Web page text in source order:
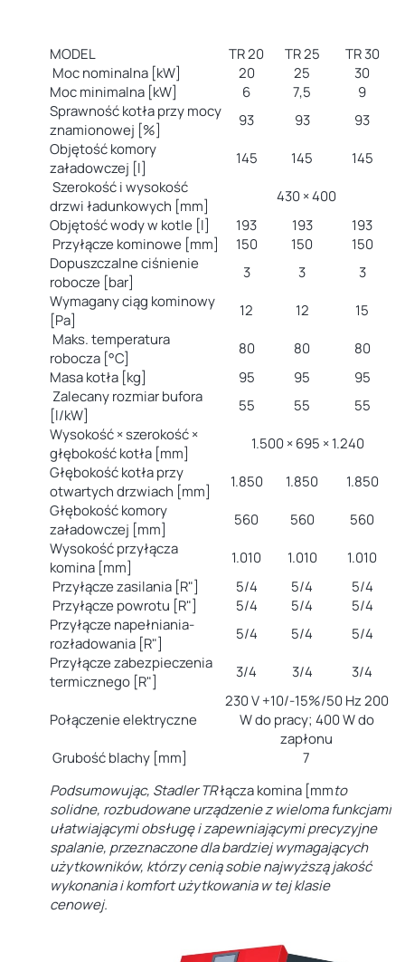
MODEL TR 20 TR 25
TR 30
Moc nominalna [kW]
20 25
30
Moc minimalna [kW]
6 7,5
9
Sprawność kotła przy mocy
znamionowej [%]
93 93
93
Objętość komory
załadowczej [l]
145 145
145
Szerokość i wysokość
drzwi ładunkowych [mm]
430 × 400
Objętość wody w kotle [l]
193 193
193
Przyłącze kominowe [mm]
150 150
150
Dopuszczalne ciśnienie
robocze [bar]
3 3
3
Wymagany ciąg kominowy
[Pa]
12 12
15
Maks. temperatura
robocza [°C]
80 80
80
Masa kotła [kg]
95 95
95
Zalecany rozmiar bufora
[l/kW]
55 55
55
Wysokość × szerokość ×
głębokość kotła [mm]
1.500 × 695 × 1.240
Głębokość kotła przy
otwartych drzwiach [mm]
1.850 1.850
1.850
Głębokość komory
załadowczej [mm]
560 560
560
Wysokość przyłącza
komina [mm]
1.010 1.010
1.010
Przyłącze zasilania [R"]
5/4 5/4
5/4
Przyłącze powrotu [R"]
5/4 5/4
5/4
Przyłącze napełniania-
rozładowania [R"]
5/4 5/4
5/4
Przyłącze zabezpieczenia
termicznego [R"]
3/4 3/4 3/4
Połączenie elektryczne
230 V +10/-15%/50 Hz 200
W do pracy; 400 W do
zapłonu
Grubość blachy [mm]
7
Podsumowując, Stadler TRłącza komina [mmto
solidne, rozbudowane urządzenie z wieloma funkcjami
ułatwiającymi obsługę i zapewniającymi precyzyjne
spalanie, przeznaczone dla bardziej wymagających
użytkowników, którzy cenią sobie najwyższą jakość
wykonania i komfort użytkowania w tej klasie
cenowej.